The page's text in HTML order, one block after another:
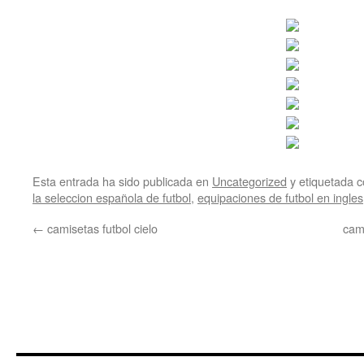
Esta entrada ha sido publicada en Uncategorized y etiquetada
la seleccion española de futbol, equipaciones de futbol en ingles
← camisetas futbol cielo